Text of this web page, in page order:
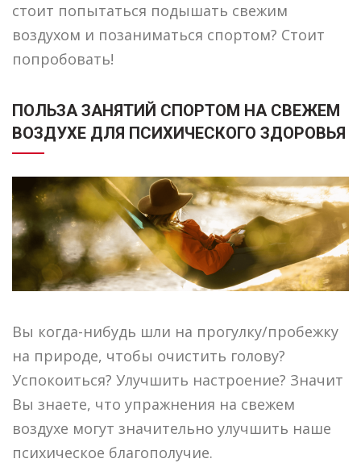
стоит попытаться подышать свежим
воздухом и позаниматься спортом? Стоит
попробовать!
ПОЛЬЗА ЗАНЯТИЙ СПОРТОМ НА СВЕЖЕМ
ВОЗДУХЕ ДЛЯ ПСИХИЧЕСКОГО ЗДОРОВЬЯ
Вы когда-нибудь шли на прогулку/пробежку
на природе, чтобы очистить голову?
Успокоиться? Улучшить настроение? Значит
Вы знаете, что упражнения на свежем
воздухе могут значительно улучшить наше
психическое благополучие.